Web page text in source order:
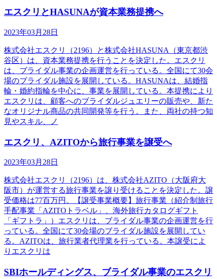
エスクリとHASUNAが資本業務提携へ
2023年03月28日
株式会社エスクリ（2196）と株式会社HASUNA（東京都渋
谷区）は、資本業務提携を行うことを決定した。エスクリ
は、ブライダル事業の企画運営を行っている。全国にて30会
場のブライダル施設を展開している。HASUNAは、結婚指
輪・婚約指輪を中心に、事業を展開している。本提携により
エスクリは、顧客へのブライダルジュエリーの販売や、新た
なオリジナル商品の共同開発等を行う。また、両社の持つ知
見やスキル、ノ
エスクリ、AZITOから旅行事業を譲受へ
2023年03月28日
株式会社エスクリ（2196）は、株式会社AZITO（大阪府大
阪市）が運営する旅行事業を譲り受けることを決定した。譲
受価格は77百万円。【譲受事業概要】旅行事業（紹介制旅行
手配事業「AZITOトラベル」、海外旅行カタログギフト
「ギフトラ」）エスクリは、ブライダル事業の企画運営を行
っている。全国にて30会場のブライダル施設を展開してい
る。AZITOは、旅行業者代理業を行っている。本譲受によ
りエスクリは
SBIホールディングス、ブライダル事業のエスクリ